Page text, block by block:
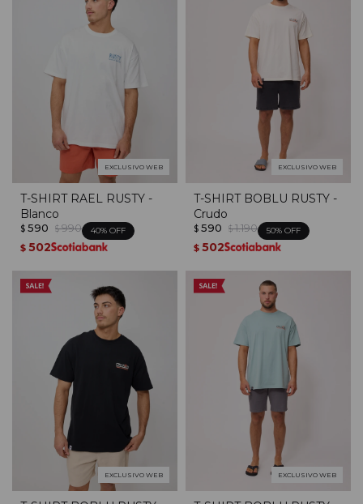
EXCLUSIVO WEB
T-SHIRT RAEL RUSTY -
Blanco
$ 590 $ 990 40
$ 502
EXCLUSIVO WEB
T-SHIRT BOBLU RUSTY -
Crudo
$ 590 $ 1.190 50
$ 502
EXCLUSIVO WEB EXCLUSIVO WEB